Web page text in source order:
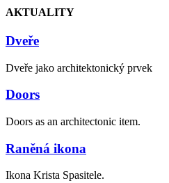
AKTUALITY
Dveře
Dveře jako architektonický prvek
Doors
Doors as an architectonic item.
Raněná ikona
Ikona Krista Spasitele.